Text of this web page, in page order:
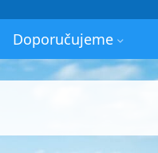
Doporučujeme